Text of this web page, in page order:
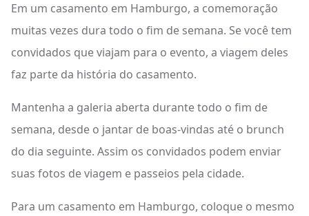
Em um casamento em Hamburgo, a comemoração
muitas vezes dura todo o fim de semana. Se você tem
convidados que viajam para o evento, a viagem deles
faz parte da história do casamento.
Mantenha a galeria aberta durante todo o fim de
semana, desde o jantar de boas-vindas até o brunch
do dia seguinte. Assim os convidados podem enviar
suas fotos de viagem e passeios pela cidade.
Para um casamento em Hamburgo, coloque o mesmo